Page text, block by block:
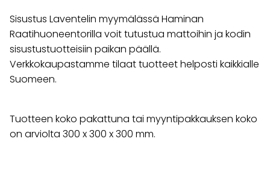
Sisustus Laventelin myymälässä Haminan
Raatihuoneentorilla voit tutustua mattoihin ja kodin
sisustustuotteisiin paikan päällä.
Verkkokaupastamme tilaat tuotteet helposti kaikkialle
Suomeen.
Tuotteen koko pakattuna tai myyntipakkauksen koko
on arviolta 300 x 300 x 300 mm.